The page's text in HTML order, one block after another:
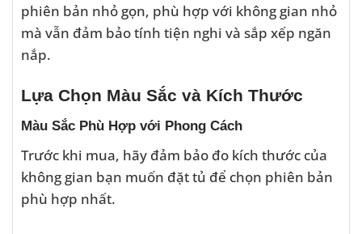
phiên bản nhỏ gọn, phù hợp với không gian nhỏ
mà vẫn đảm bảo tính tiện nghi và sắp xếp ngăn
nắp.
Lựa Chọn Màu Sắc và Kích Thước
Màu Sắc Phù Hợp với Phong Cách
Trước khi mua, hãy đảm bảo đo kích thước của
không gian bạn muốn đặt tủ để chọn phiên bản
phù hợp nhất.